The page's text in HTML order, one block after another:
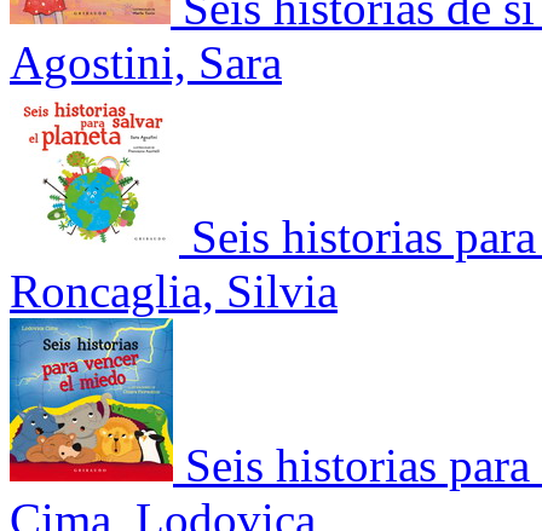
Agostini, Sara
Seis historias
Roncaglia, Silvia
Seis historias
Cima, Lodovica